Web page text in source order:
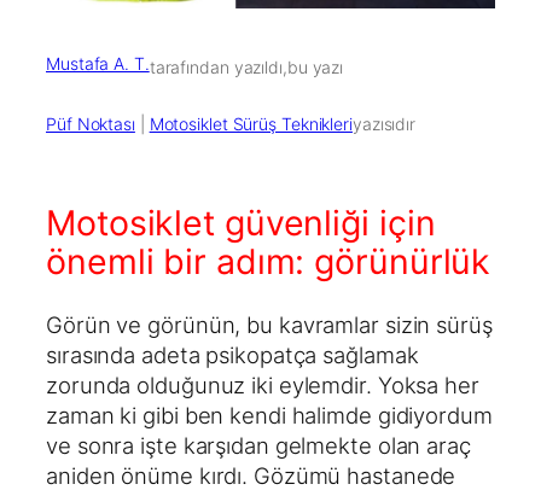
Mustafa A. T.tarafından yazıldı,bu yazı
Püf Noktası Motosiklet Sürüş Teknikleriyazısıdır
Motosiklet güvenliği için
önemli bir adım: görünürlük
Görün ve görünün, bu kavramlar sizin sürüş
sırasında adeta psikopatça sağlamak
zorunda olduğunuz iki eylemdir. Yoksa her
zaman ki gibi ben kendi halimde gidiyordum
ve sonra işte karşıdan gelmekte olan araç
aniden önüme kırdı. Gözümü hastanede